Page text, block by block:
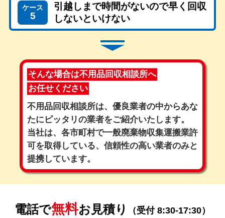
ケース
5
引越しまで時間がないので早く回収
しないといけない
そんな場合は不用品回収相談所へ
お任せください
不用品回収相談所は、優良業者の中からあな
たにピッタリの業者をご紹介いたします。
当社は、各市町村で一般廃棄物収集運搬業許
可を取得している、 信頼性の高い業者のみと
提携しています。
電話で無料お見積り （受付 8:30-17:30）